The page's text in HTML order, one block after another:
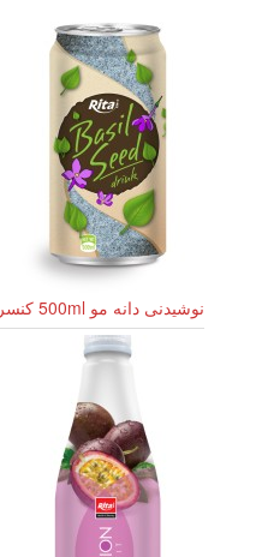
نوشیدنی دانه مو 500ml کنسرو ریحان